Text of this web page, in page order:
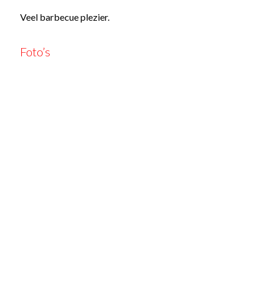
Veel barbecue plezier.
Foto’s